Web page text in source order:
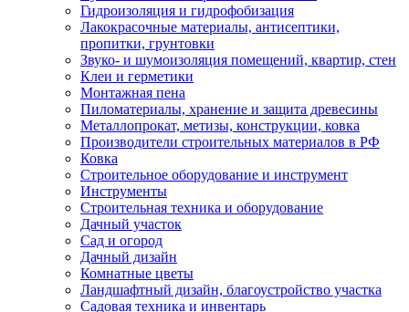
Гидроизоляция и гидрофобизация
Лакокрасочные материалы, антисептики,
пропитки, грунтовки
Звуко- и шумоизоляция помещений, квартир, стен
Клеи и герметики
Монтажная пена
Пиломатериалы, хранение и защита древесины
Металлопрокат, метизы, конструкции, ковка
Производители строительных материалов в РФ
Ковка
Строительное оборудование и инструмент
Инструменты
Строительная техника и оборудование
Дачный участок
Сад и огород
Дачный дизайн
Комнатные цветы
Ландшафтный дизайн, благоустройство участка
Садовая техника и инвентарь